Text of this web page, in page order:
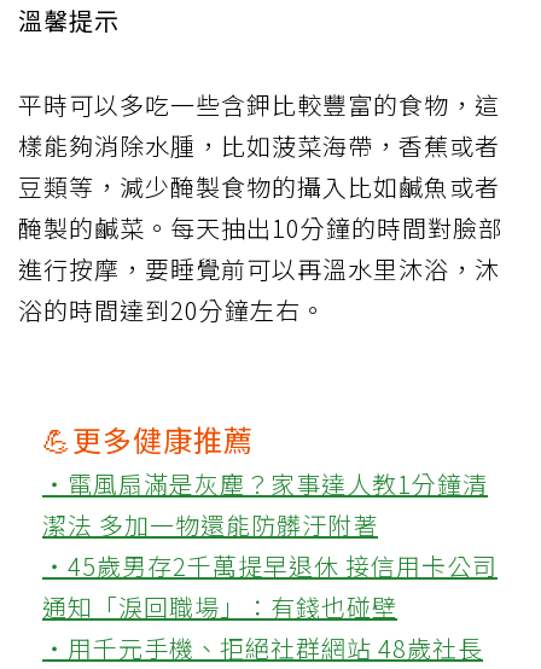
溫馨提示
平時可以多吃一些含鉀比較豐富的食物，這
樣能夠消除水腫，比如菠菜海帶，香蕉或者
豆類等，減少醃製食物的攝入比如鹹魚或者
醃製的鹹菜。每天抽出10分鐘的時間對臉部
進行按摩，要睡覺前可以再溫水里沐浴，沐
浴的時間達到20分鐘左右。
💪更多健康推薦
‧電風扇滿是灰塵？家事達人教1分鐘清
潔法 多加一物還能防髒汙附著
‧45歲男存2千萬提早退休 接信用卡公司
通知「淚回職場」：有錢也碰壁
‧用千元手機、拒絕社群網站 48歲社長